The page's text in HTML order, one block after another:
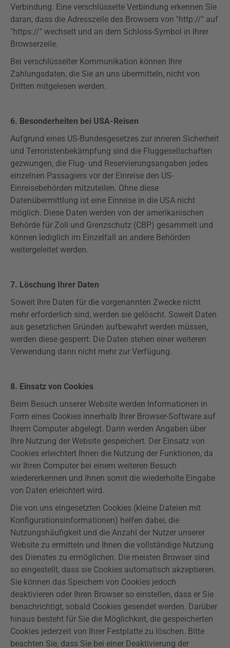
Verbindung. Eine verschlüsselte Verbindung erkennen Sie
daran, dass die Adresszeile des Browsers von "http://" auf
"https://" wechselt und an dem Schloss-Symbol in Ihrer
Browserzeile.
Bei verschlüsselter Kommunikation können Ihre
Zahlungsdaten, die Sie an uns übermitteln, nicht von
Dritten mitgelesen werden.
6. Besonderheiten bei USA-Reisen
Aufgrund eines US-Bundesgesetzes zur inneren Sicherheit
und Terroristenbekämpfung sind die Fluggesellschaften
gezwungen, die Flug- und Reservierungsangaben jedes
einzelnen Passagiers vor der Einreise den US-
Einreisebehörden mitzuteilen. Ohne diese
Datenübermittlung ist eine Einreise in die USA nicht
möglich. Diese Daten werden von der amerikanischen
Behörde für Zoll und Grenzschutz (CBP) gesammelt und
können lediglich im Einzelfall an andere Behörden
weitergeleitet werden.
7. Löschung Ihrer Daten
Soweit Ihre Daten für die vorgenannten Zwecke nicht
mehr erforderlich sind, werden sie gelöscht. Soweit Daten
aus gesetzlichen Gründen aufbewahrt werden müssen,
werden diese gesperrt. Die Daten stehen einer weiteren
Verwendung dann nicht mehr zur Verfügung.
8. Einsatz von Cookies
Beim Besuch unserer Website werden Informationen in
Form eines Cookies innerhalb Ihrer Browser-Software auf
Ihrem Computer abgelegt. Darin werden Angaben über
Ihre Nutzung der Website gespeichert. Der Einsatz von
Cookies erleichtert Ihnen die Nutzung der Funktionen, da
wir Ihren Computer bei einem weiteren Besuch
wiedererkennen und Ihnen somit die wiederholte Eingabe
von Daten erleichtert wird.
Die von uns eingesetzten Cookies (kleine Dateien mit
Konfigurationsinformationen) helfen dabei, die
Nutzungshäufigkeit und die Anzahl der Nutzer unserer
Website zu ermitteln und Ihnen die vollständige Nutzung
des Dienstes zu ermöglichen. Die meisten Browser sind
so eingestellt, dass sie Cookies automatisch akzeptieren.
Sie können das Speichern von Cookies jedoch
deaktivieren oder Ihren Browser so einstellen, dass er Sie
benachrichtigt, sobald Cookies gesendet werden. Darüber
hinaus besteht für Sie die Möglichkeit, die gespeicherten
Cookies jederzeit von Ihrer Festplatte zu löschen. Bitte
beachten Sie, dass Sie bei einer Deaktivierung der